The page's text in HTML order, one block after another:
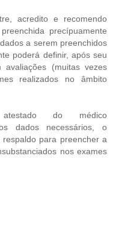
acredito e recomendo
precípuamente
a serem preenchidos
poderá definir, após seu
avaliações (muitas vezes
realizados no âmbito
do médico
dados necessários, o
para preencher a
nos exames